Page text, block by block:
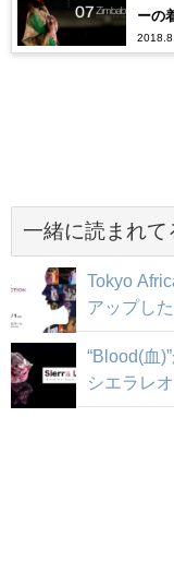
ーの
一緒に読まれて
Tokyo
アップし
“Blood(血
シエラレ